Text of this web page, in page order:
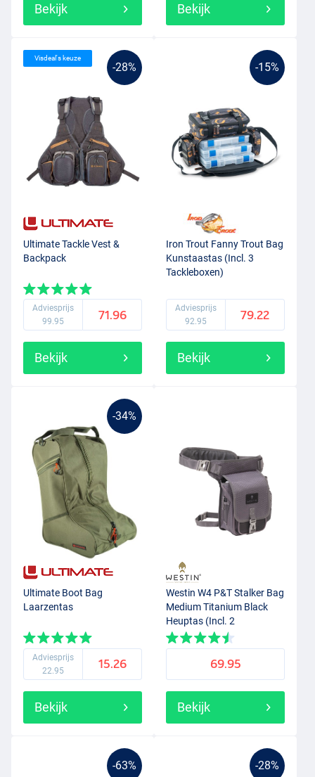
Bekijk Bekijk
-28%
Visdeal's keuze
Ultimate Tackle Vest &
Backpack
Adviesprijs
99.95
71.96
Bekijk
-15%
Iron Trout Fanny Trout Bag
Kunstaastas (Incl. 3
Tackleboxen)
Adviesprijs
92.95
79.22
Bekijk
-34%
Ultimate Boot Bag
Laarzentas
Adviesprijs
22.95
15.26
Bekijk
Westin W4 P&T Stalker Bag
Medium Titanium Black
Heuptas (Incl. 2
Tackleboxen)
69.95
Bekijk
-63% -28%